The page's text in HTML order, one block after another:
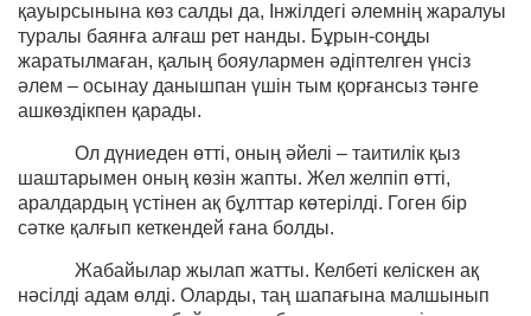
қауырсынына көз салды да, Інжілдегі әлемнің жаралуы
туралы баянға алғаш рет нанды. Бұрын-соңды
жаратылмаған, қалың бояулармен әдіптелген үнсіз
әлем – осынау данышпан үшін тым қорғансыз тәнге
ашкөздікпен қарады.
Ол дүниеден өтті, оның әйелі – таитилік қыз
шаштарымен оның көзін жапты. Жел желпіп өтті,
аралдардың үстінен ақ бұлттар көтерілді. Гоген бір
сәтке қалғып кеткендей ғана болды.
Жабайылар жылап жатты. Келбеті келіскен ақ
нәсілді адам өлді. Оларды, таң шапағына малшынып